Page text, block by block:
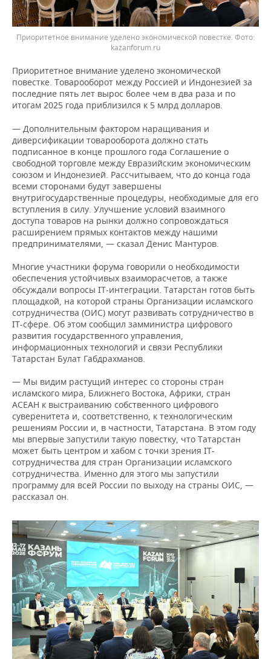
Приоритетное внимание уделено экономической повестке.
kazanforum.ru
Приоритетное внимание уделено экономической
повестке. Товарооборот между Россией и Индонезией за
последние пять лет вырос более чем в два раза и по
итогам 2025 года приблизился к 5 млрд долларов.
— Дополнительным фактором наращивания и
диверсификации товарооборота должно стать
подписанное в конце прошлого года Соглашение о
свободной торговле между Евразийским экономическим
союзом и Индонезией. Рассчитываем, что до конца года
всеми сторонами будут завершены
внутригосударственные процедуры, необходимые для его
вступления в силу. Улучшение условий взаимного
доступа товаров на рынки должно сопровождаться
расширением прямых контактов между нашими
предпринимателями, — сказал Денис Мантуров.
Многие участники форума говорили о необходимости
обеспечения устойчивых взаиморасчетов, а также
обсуждали вопросы IT-интеграции. Татарстан готов быть
площадкой, на которой страны Организации исламского
сотрудничества (ОИС) могут развивать сотрудничество в
IT-сфере. Об этом сообщил замминистра цифрового
развития государственного управления,
информационных технологий и связи Республики
Татарстан Булат Габдрахманов.
— Мы видим растущий интерес со стороны стран
исламского мира, Ближнего Востока, Африки, стран
АСЕАН к выстраиванию собственного цифрового
суверенитета и, соответственно, к технологическим
решениям России и, в частности, Татарстана. В этом году
мы впервые запустили такую повестку, что Татарстан
может быть центром и хабом с точки зрения IT-
сотрудничества для стран Организации исламского
сотрудничества. Именно для этого мы запустили
программу для всей России по выходу на страны ОИС, —
рассказал он.